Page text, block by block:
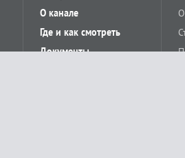
О канале
Где и как смотреть
Документы